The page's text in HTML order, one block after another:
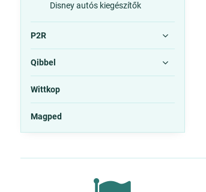
Disney autós kiegészítők
P2R
Qibbel
Wittkop
Magped